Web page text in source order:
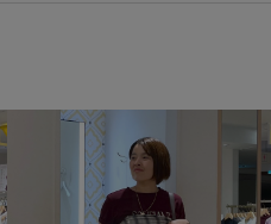
RP26SS_goods
とプラスかわいい保証